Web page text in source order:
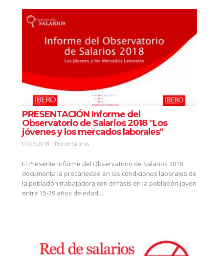
PRESENTACIÓN Informe del
Observatorio de Salarios 2018 "Los
jóvenes y los mercados laborales"
07/05/2018 | Red de Salarios
El Presente Informe del Observatorio de Salarios 2018
documenta la precariedad en las condiciones laborales de
la población trabajadora con énfasis en la población joven
entre 15-29 años de edad....